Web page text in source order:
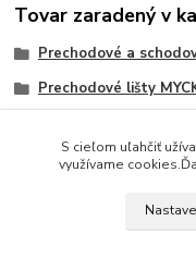
Tovar zaradený v
Prechodové a
Prechodové lišty
S cieľom uľahčiť
využívame